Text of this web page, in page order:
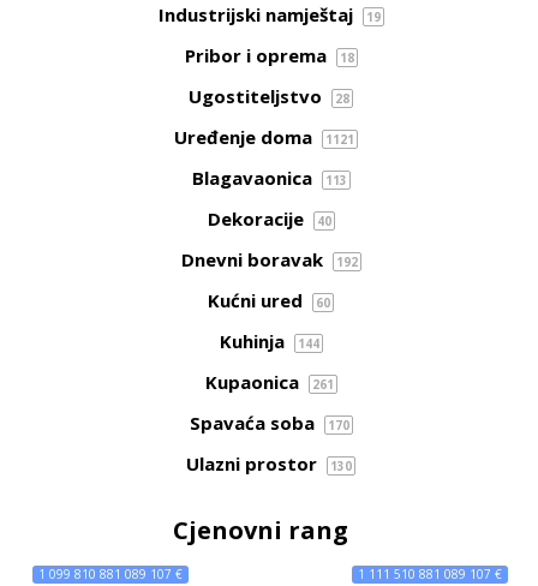
Industrijski namještaj 19
Pribor i oprema 18
Ugostiteljstvo 28
Uređenje doma 1121
Blagavaonica 113
Dekoracije 40
Dnevni boravak 192
Kućni ured 60
Kuhinja 144
Kupaonica 261
Spavaća soba 170
Ulazni prostor 130
Cjenovni rang
1 099 810 881 089 107 € 1 111 510 881 089 107 €